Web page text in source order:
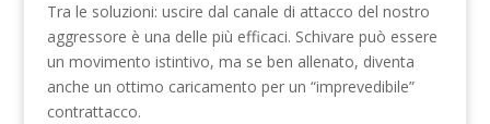
Tra le soluzioni: uscire dal canale di attacco del nostro
aggressore è una delle più efficaci. Schivare può essere
un movimento istintivo, ma se ben allenato, diventa
anche un ottimo caricamento per un “imprevedibile”
contrattacco.